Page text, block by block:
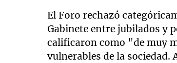
El Foro rechazó
Gabinete entre jubilados y
calificaron como "de muy
vulnerables de la